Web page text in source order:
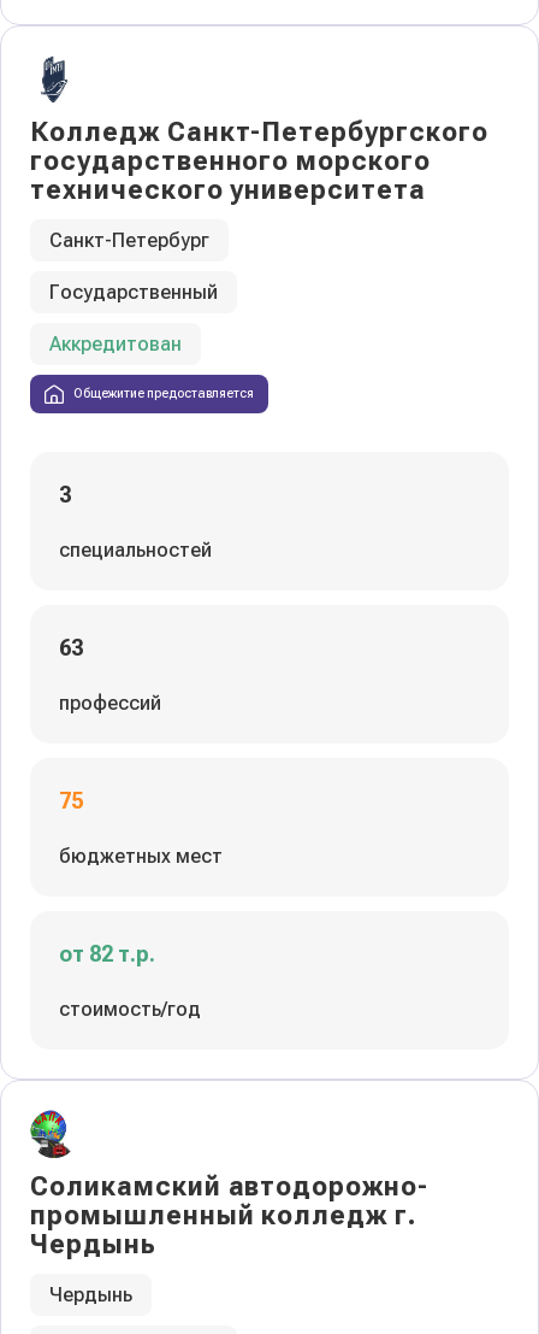
Колледж Санкт-Петербургского
государственного морского
технического университета
Санкт-Петербург
Государственный
Аккредитован
Общежитие предоставляется
3
специальностей
63
профессий
75
бюджетных мест
от 82 т.р.
стоимость/год
Соликамский автодорожно-
промышленный колледж г.
Чердынь
Чердынь